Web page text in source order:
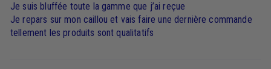
Je suis bluffée toute la gamme que j’ai reçue
Je repars sur mon caillou et vais faire une dernière commande
tellement les produits sont qualitatifs